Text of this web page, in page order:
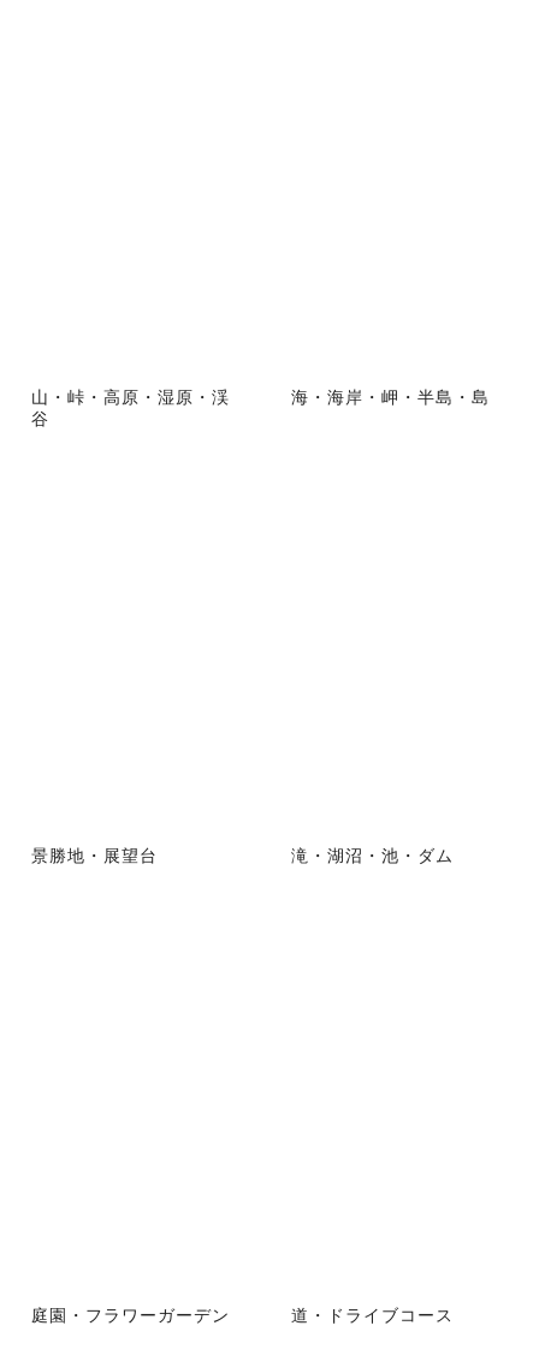
山・峠・高原・湿原・渓
谷
海・海岸・岬・半島・島
景勝地・展望台 滝・湖沼・池・ダム
庭園・フラワーガーデン 道・ドライブコース